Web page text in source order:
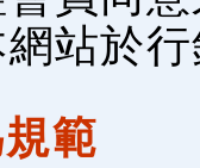
網站於
範